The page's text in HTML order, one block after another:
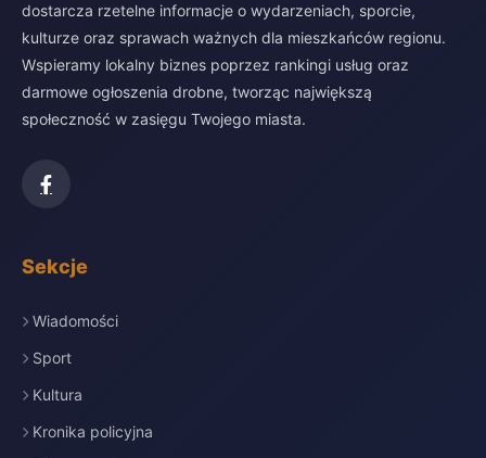
dostarcza rzetelne informacje o wydarzeniach, sporcie,
kulturze oraz sprawach ważnych dla mieszkańców regionu.
Wspieramy lokalny biznes poprzez rankingi usług oraz
darmowe ogłoszenia drobne, tworząc największą
społeczność w zasięgu Twojego miasta.
Sekcje
Wiadomości
Sport
Kultura
Kronika policyjna